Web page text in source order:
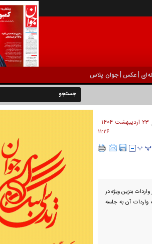
|عکس |جوان پلاس
۲۳ ارديبهشت ۱۴۰۴ -
۱۱:۲۶
بنزین ویژه در
آن به جلسه